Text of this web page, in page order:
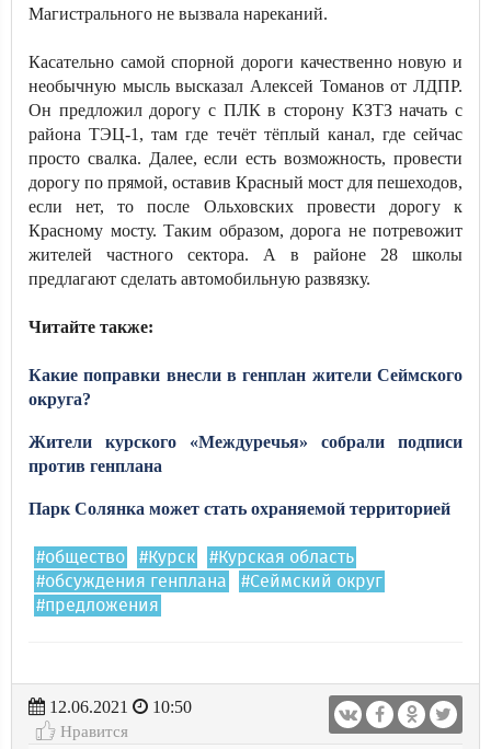
Магистрального не вызвала нареканий.
Касательно самой спорной дороги качественно новую и
необычную мысль высказал Алексей Томанов от ЛДПР.
Он предложил дорогу с ПЛК в сторону КЗТЗ начать с
района ТЭЦ-1, там где течёт тёплый канал, где сейчас
просто свалка. Далее, если есть возможность, провести
дорогу по прямой, оставив Красный мост для пешеходов,
если нет, то после Ольховских провести дорогу к
Красному мосту. Таким образом, дорога не потревожит
жителей частного сектора. А в районе 28 школы
предлагают сделать автомобильную развязку.
Читайте также:
Какие поправки внесли в генплан жители Сеймского
округа?
Жители курского «Междуречья» собрали подписи
против генплана
Парк Солянка может стать охраняемой территорией
#общество #Курск
#Курская область
#обсуждения генплана
#Сеймский округ
#предложения
12.06.2021
10:50
Нравится